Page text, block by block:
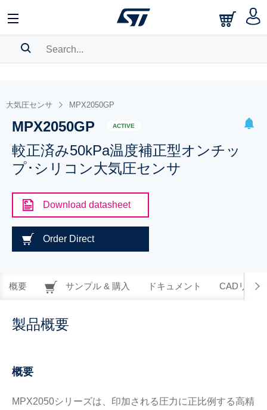
BOOKMARK
Pleaselog into show your saved searches.
大気圧センサ MPX2050GP
MPX2050GP ACTIVE
較正済み50kPa温度補正型オンチッ
プ･シリコン大気圧センサ
Download datasheet
Order Direct
概要 サンプル & 購入 ドキュメント CADリソー
製品概要
概要
MPX2050シリーズは、印加される圧力に正比例する高精